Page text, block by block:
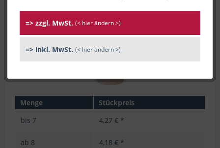
Menge
Stückpreis
bis 7 4,27 € *
ab 8 4,18 € *
=> zzgl. MwSt. (< hier ändern >)
=> inkl. MwSt. (< hier ändern >)